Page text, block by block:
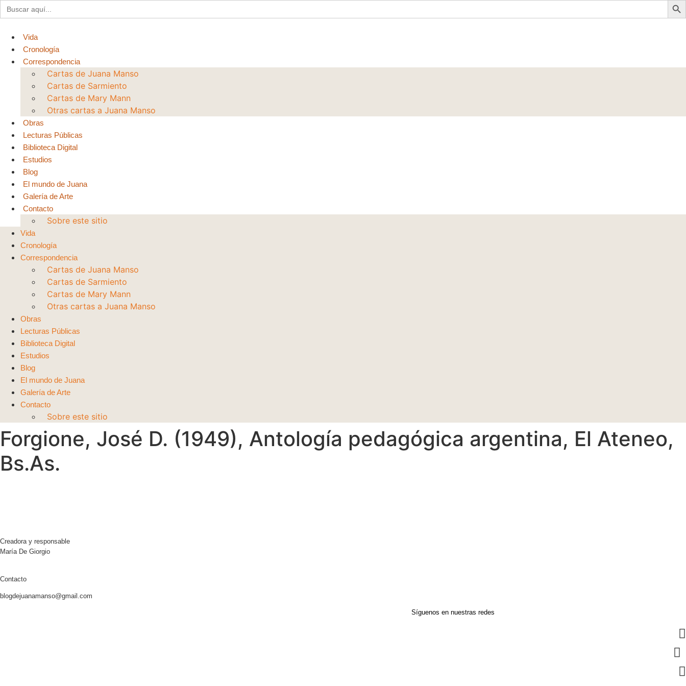
al
Buscar:
Vida
Cronología
Correspondencia
Cartas de Juana Manso
Cartas de Sarmiento
Cartas de Mary Mann
Otras cartas a Juana Manso
Obras
Lecturas Públicas
Biblioteca Digital
Estudios
Blog
El mundo de Juana
Galería de Arte
Contacto
Sobre este sitio
Vida
Cronología
Correspondencia
Cartas de Juana Manso
Cartas de Sarmiento
Cartas de Mary Mann
Otras cartas a Juana Manso
Obras
Lecturas Públicas
Biblioteca Digital
Estudios
Blog
El mundo de Juana
Galería de Arte
Contacto
Sobre este sitio
Forgione, José D. (1949), Antología pedagógica argentina, El Ateneo,
Bs.As.
Creadora y responsable
María De Giorgio
Contacto
blogdejuanamanso@gmail.com
Síguenos en nuestras redes